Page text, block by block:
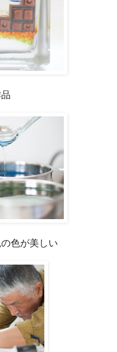
色が美しい